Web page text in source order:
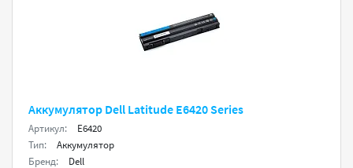
Аккумулятор Dell Latitude E6420 Series
Артикул:
E6420
Тип:
Аккумулятор
Бренд:
Dell